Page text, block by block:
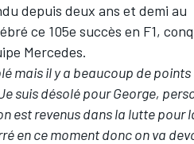
depuis deux ans et demi au
ce 105e succès en F1,
Mercedes.
mais il y a beaucoup de points
suis désolé pour George,
est revenus dans la lutte pour
en ce moment donc on va